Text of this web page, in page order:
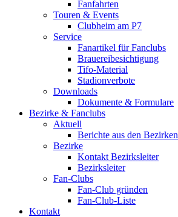
Fanfahrten
Touren & Events
Clubheim am P7
Service
Fanartikel für Fanclubs
Brauereibesichtigung
Tifo-Material
Stadionverbote
Downloads
Dokumente & Formulare
Bezirke & Fanclubs
Aktuell
Berichte aus den Bezirken
Bezirke
Kontakt Bezirksleiter
Bezirksleiter
Fan-Clubs
Fan-Club gründen
Fan-Club-Liste
Kontakt